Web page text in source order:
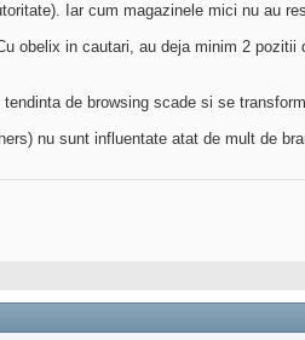
Iar cum magazinele mici nu au
obelix in cautari, au deja minim 2 pozitii
de browsing scade si se
nu sunt influentate atat de mult de